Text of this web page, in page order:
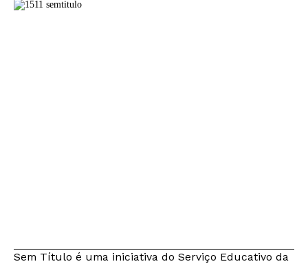
Sem Título é uma iniciativa do Serviço Educativo da